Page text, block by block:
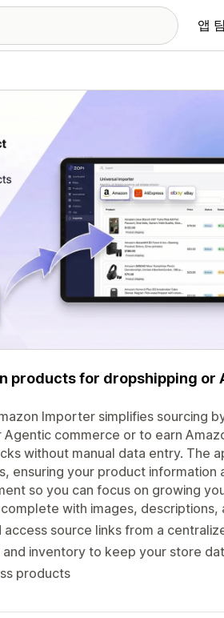
앱
products for dropshipping or
Importer simplifies sourcing
commerce or to earn
without manual data entry. The
ensuring your product information
so you can focus on growing
with images, descriptions,
source links from a
inventory to keep your store
products